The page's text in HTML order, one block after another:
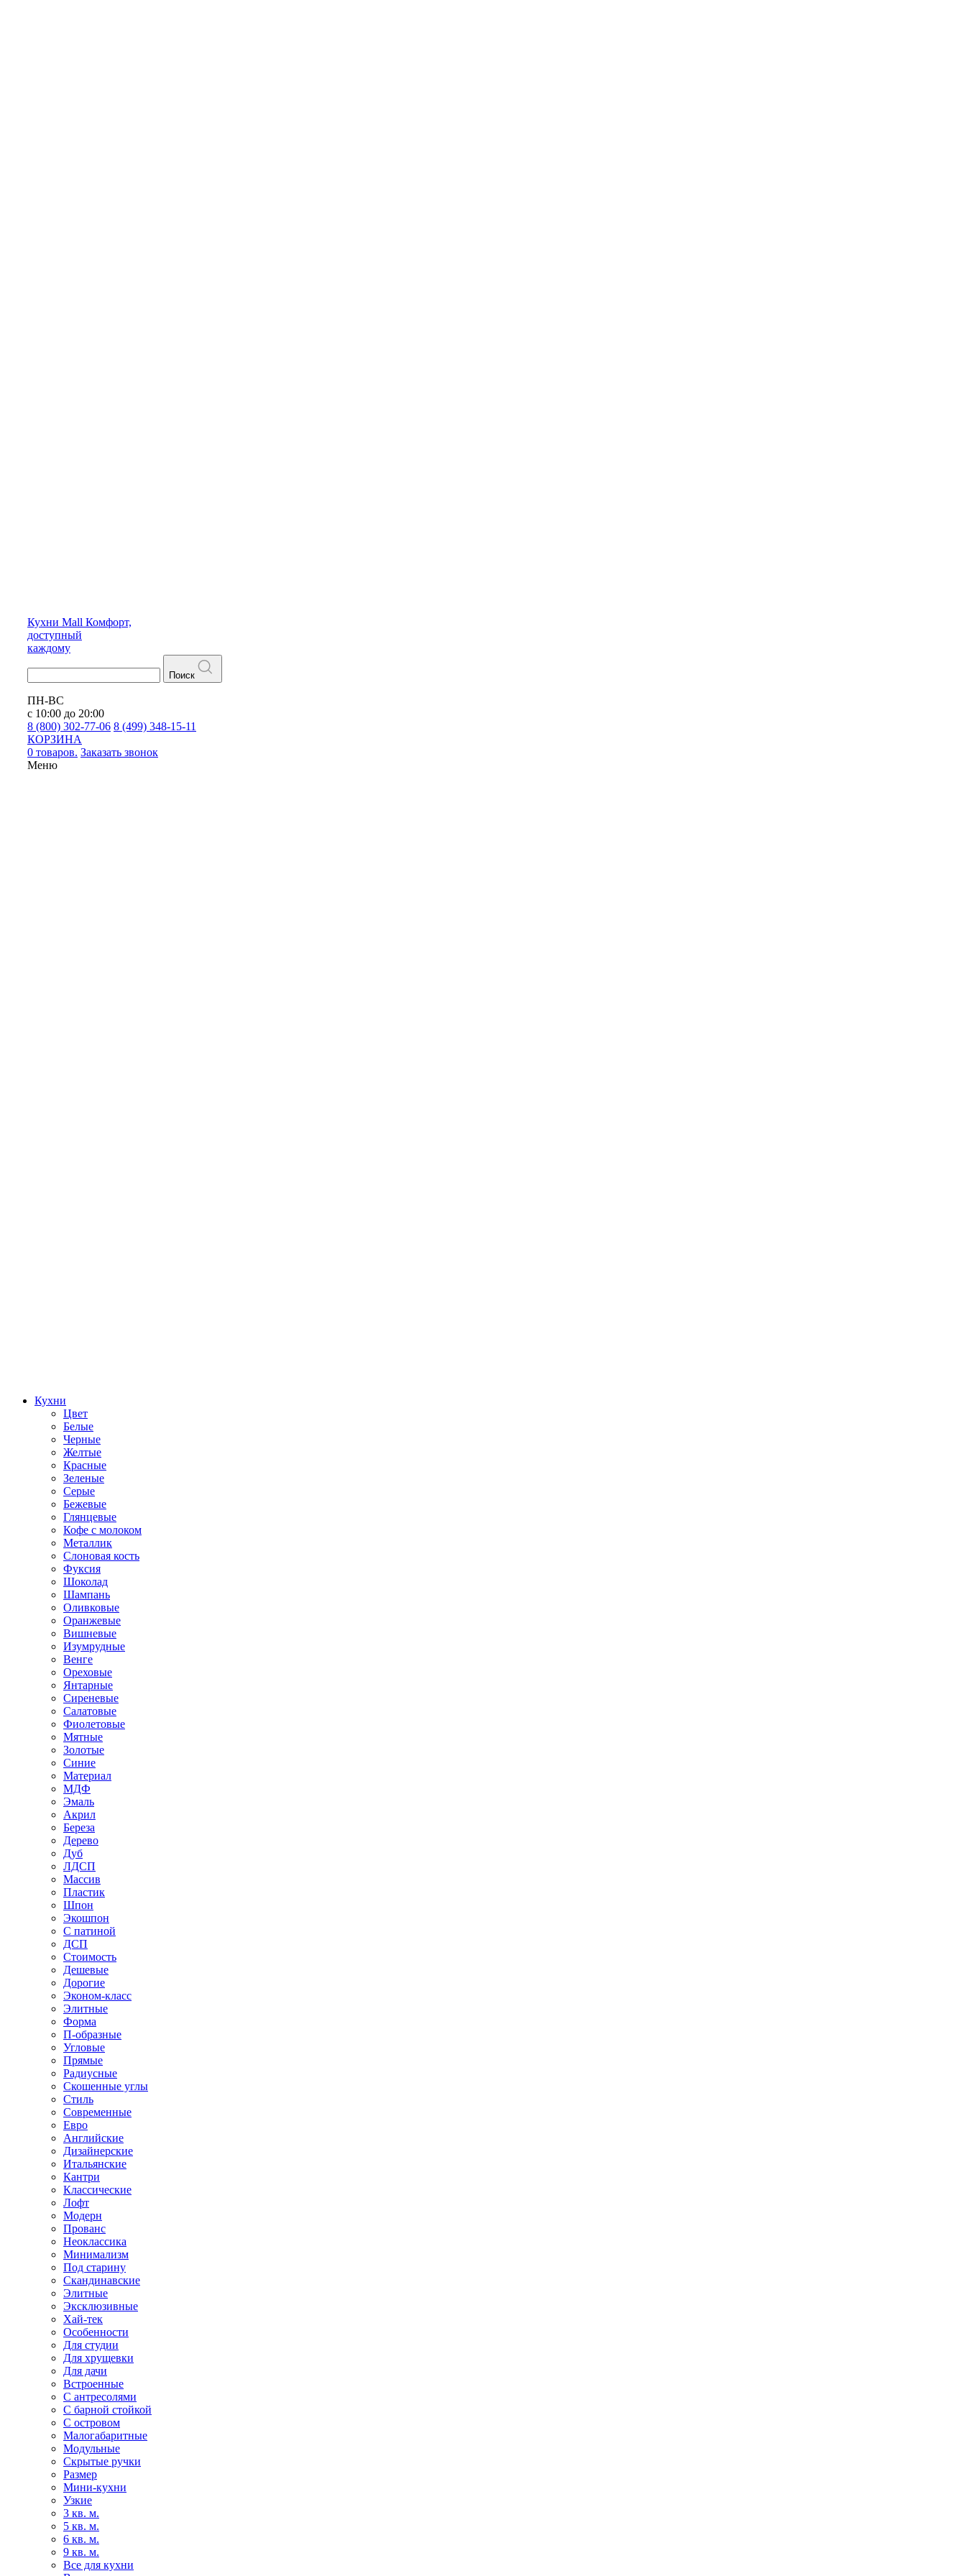
Кухни Mall Комфорт,
доступный
каждому
Поиск
ПН-ВС
с 10:00 до 20:00
8 (800) 302-77-06 8 (499) 348-15-11
КОРЗИНА
0 товаров. Заказать звонок
Меню
Кухни
Цвет
Белые
Черные
Желтые
Красные
Зеленые
Серые
Бежевые
Глянцевые
Кофе с молоком
Металлик
Слоновая кость
Фуксия
Шоколад
Шампань
Оливковые
Оранжевые
Вишневые
Изумрудные
Венге
Ореховые
Янтарные
Сиреневые
Салатовые
Фиолетовые
Мятные
Золотые
Синие
Материал
МДФ
Эмаль
Акрил
Береза
Дерево
Дуб
ЛДСП
Массив
Пластик
Шпон
Экошпон
С патиной
ДСП
Стоимость
Дешевые
Дорогие
Эконом-класс
Элитные
Форма
П-образные
Угловые
Прямые
Радиусные
Скошенные углы
Стиль
Современные
Евро
Английские
Дизайнерские
Итальянские
Кантри
Классические
Лофт
Модерн
Прованс
Неоклассика
Минимализм
Под старину
Скандинавские
Элитные
Эксклюзивные
Хай-тек
Особенности
Для студии
Для хрущевки
Для дачи
Встроенные
С антресолями
С барной стойкой
С островом
Малогабаритные
Модульные
Скрытые ручки
Размер
Мини-кухни
Узкие
3 кв. м.
5 кв. м.
6 кв. м.
9 кв. м.
Все для кухни